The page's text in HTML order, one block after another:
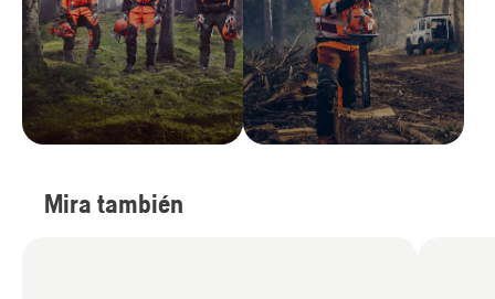
Mira también